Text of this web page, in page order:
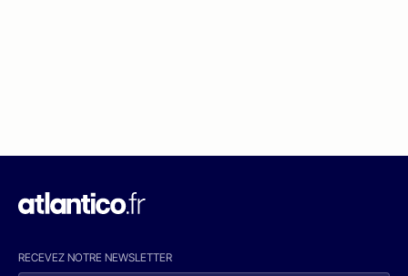
RECEVEZ NOTRE NEWSLETTER